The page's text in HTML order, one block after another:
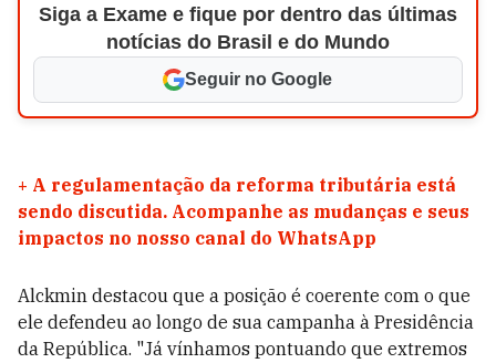
Siga a Exame e fique por dentro das últimas
notícias do Brasil e do Mundo
Seguir no Google
+ A regulamentação da reforma tributária está
sendo discutida. Acompanhe as mudanças e seus
impactos no nosso canal do WhatsApp
Alckmin destacou que a posição é coerente com o que
ele defendeu ao longo de sua campanha à Presidência
da República. "Já vínhamos pontuando que extremos